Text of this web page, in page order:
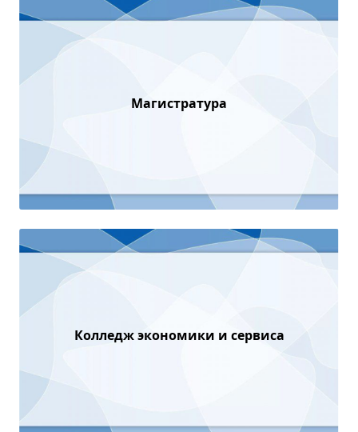
Магистратура
Колледж экономики и сервиса